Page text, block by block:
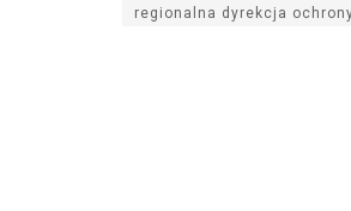
regionalna dyrekcja